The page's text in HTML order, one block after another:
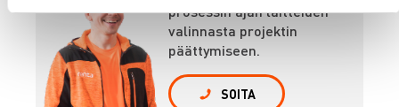
prosessin ajan laitteiden
valinnasta projektin
päättymiseen.
SOITA